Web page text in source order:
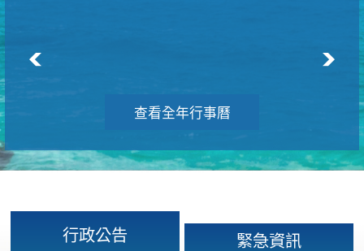
查看全年行事曆
行政公告 緊急資訊